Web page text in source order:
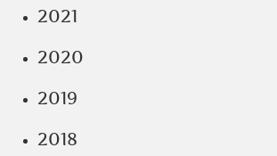
2021
2020
2019
2018